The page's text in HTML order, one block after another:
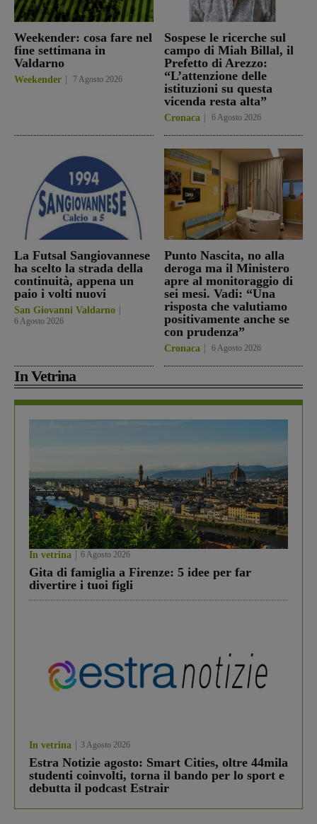
Weekender: cosa fare nel
fine settimana in
Valdarno
Weekender 7 Agosto 2026
Sospese le ricerche sul
campo di Miah Billal, il
Prefetto di Arezzo:
“L’attenzione delle
istituzioni su questa
vicenda resta alta”
Cronaca 6 Agosto 2026
La Futsal Sangiovannese
ha scelto la strada della
continuità, appena un
paio i volti nuovi
San Giovanni Valdarno
6 Agosto 2026
Punto Nascita, no alla
deroga ma il Ministero
apre al monitoraggio di
sei mesi. Vadi: “Una
risposta che valutiamo
positivamente anche se
con prudenza”
Cronaca 6 Agosto 2026
In Vetrina
In vetrina 6 Agosto 2026
Gita di famiglia a Firenze: 5 idee per far
divertire i tuoi figli
In vetrina 3 Agosto 2026
Estra Notizie agosto: Smart Cities, oltre 44mila
studenti coinvolti, torna il bando per lo sport e
debutta il podcast Estrair